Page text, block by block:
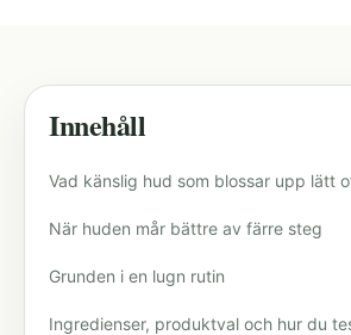
Innehåll
Vad känslig hud som blossar upp lätt
När huden mår bättre av färre steg
Grunden i en lugn rutin
Ingredienser, produktval och hur du